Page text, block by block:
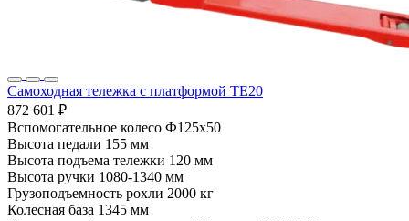
Самоходная тележка с платформой TE20
872 601 ₽
Вспомогательное колесо Ф125х50
Высота педали 155 мм
Высота подъема тележки 120 мм
Высота ручки 1080-1340 мм
Грузоподъемность рохли 2000 кг
Колесная база 1345 мм